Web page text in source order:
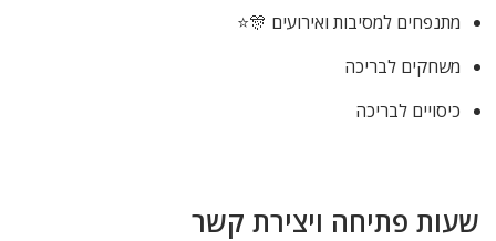
מתנפחים למסיבות ואירועים 🎊⭐
משחקים לבריכה
כיסויים לבריכה
שעות פתיחה ויצירת קשר